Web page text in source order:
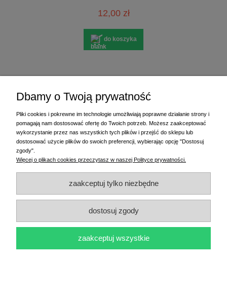
12,00 zł
do koszyka
Etykiety foliowe białe 100x23 1000 szt.
15,30 zł 17,00 zł
Dbamy o Twoją prywatność
Pliki cookies i pokrewne im technologie umożliwiają poprawne działanie strony i
pomagają nam dostosować ofertę do Twoich potrzeb. Możesz zaakceptować
wykorzystanie przez nas wszystkich tych plików i przejść do sklepu lub
dostosować użycie plików do swoich preferencji, wybierając opcję "Dostosuj
zgody".
Więcej o plikach cookies przeczytasz w naszej Polityce prywatności.
zaakceptuj tylko niezbędne
dostosuj zgody
zaakceptuj wszystkie